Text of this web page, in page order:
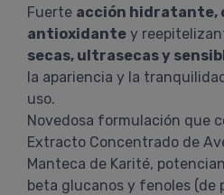
Fuerte acción hidratante,
antioxidante y
secas, ultrasecas y
la apariencia y la
uso.
Novedosa formulación que
Extracto Concentrado de
Manteca de Karité,
beta glucanos y fenoles (de